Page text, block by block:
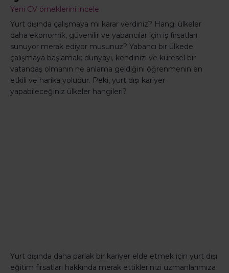
Yeni CV örneklerini incele
Yurt dışında çalışmaya mı karar verdiniz? Hangi ülkeler
daha ekonomik, güvenilir ve yabancılar için iş fırsatları
sunuyor merak ediyor musunuz? Yabancı bir ülkede
çalışmaya başlamak; dünyayı, kendinizi ve küresel bir
vatandaş olmanın ne anlama geldiğini öğrenmenin en
etkili ve harika yoludur. Peki, yurt dışı kariyer
yapabileceğiniz ülkeler hangileri?
Yurt dışında daha parlak bir kariyer elde etmek için yurt dışı
eğitim fırsatları hakkında merak ettiklerinizi uzmanlarımıza